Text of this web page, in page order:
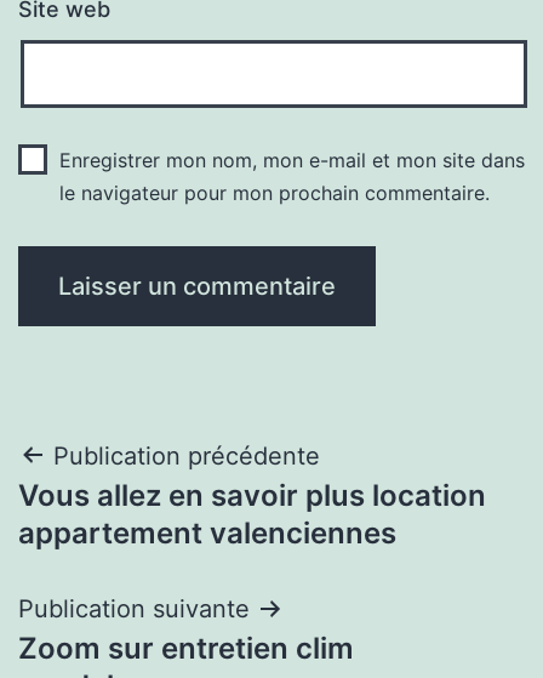
Site web
Enregistrer mon nom, mon e-mail et mon site dans
le navigateur pour mon prochain commentaire.
Navigation
de
Publication précédente
Vous allez en savoir plus location
appartement valenciennes
Publication suivante
Zoom sur entretien clim